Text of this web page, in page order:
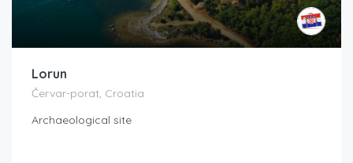
Lorun
Červar-porat, Croatia
Archaeological site